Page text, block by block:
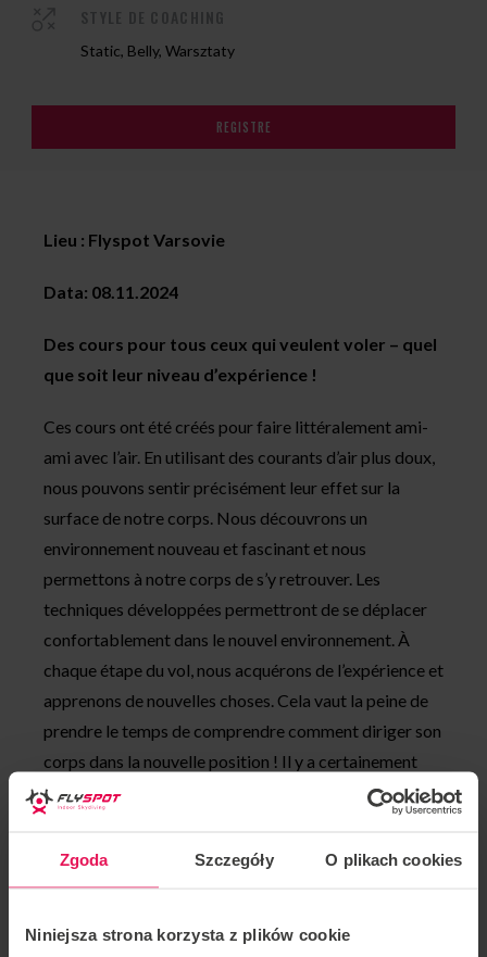
Zgoda Szczegóły O plikach cookies
Niniejsza strona korzysta z plików cookie
Static, Belly, Warsztaty
REGISTRE
Lieu : Flyspot Varsovie
Data: 08.11.2024
Des cours pour tous ceux qui veulent voler – quel
que soit leur niveau d’expérience !
Ces cours ont été créés pour faire littéralement ami-
ami avec l’air. En utilisant des courants d’air plus doux,
nous pouvons sentir précisément leur effet sur la
surface de notre corps. Nous découvrons un
environnement nouveau et fascinant et nous
permettons à notre corps de s’y retrouver. Les
techniques développées permettront de se déplacer
confortablement dans le nouvel environnement. À
chaque étape du vol, nous acquérons de l’expérience et
apprenons de nouvelles choses. Cela vaut la peine de
prendre le temps de comprendre comment diriger son
corps dans la nouvelle position ! Il y a certainement
quelque chose d’intéressant pour tout le monde dans
ces activités.
Pendant l’atelier, il y a trois participants et un
voler plus pour moins cher !